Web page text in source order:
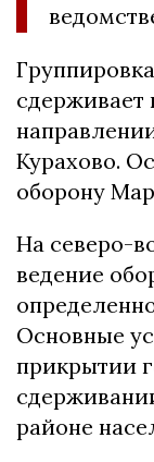
сдерживает
Курахово.
оборону
На северо-
ведение
Основные
прикрытии
районе